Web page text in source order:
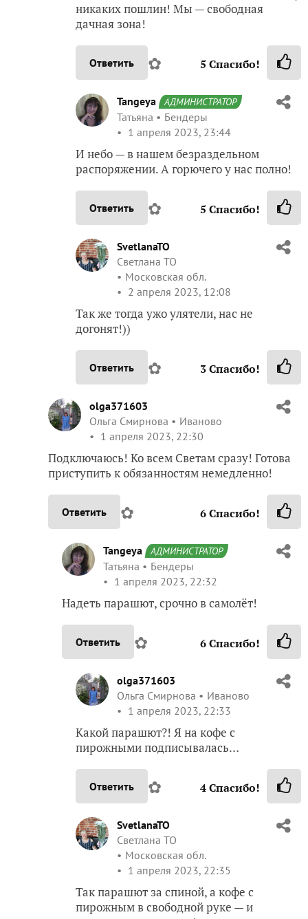
никаких пошлин! Мы — свободная
дачная зона!
Ответить ✿ 5 Спасибо!
Tangeya АДМИНИСТРАТОР
Татьяна
Бендеры
1 апреля 2023, 23:44
И небо — в нашем безраздельном
распоряжении. А горючего у нас полно!
Ответить ✿ 5 Спасибо!
SvetlanaTO
Светлана ТО
Московская обл.
2 апреля 2023, 12:08
Так же тогда ужо улятели, нас не
догонят!))
Ответить ✿ 3Спасибо!
olga371603
Ольга Смирнова
Иваново
1 апреля 2023, 22:30
Подключаюсь! Ко всем Светам сразу! Готова
приступить к обязанностям немедленно!
Ответить ✿ 6Спасибо!
Tangeya АДМИНИСТРАТОР
Татьяна
Бендеры
1 апреля 2023, 22:32
Надеть парашют, срочно в самолёт!
Ответить ✿ 6Спасибо!
olga371603
Ольга Смирнова
Иваново
1 апреля 2023, 22:33
Какой парашют?! Я на кофе с
пирожными подписывалась…
Ответить ✿ 4Спасибо!
SvetlanaTO
Светлана ТО
Московская обл.
1 апреля 2023, 22:35
Так парашют за спиной, а кофе с
пирожным в свободной руке — и